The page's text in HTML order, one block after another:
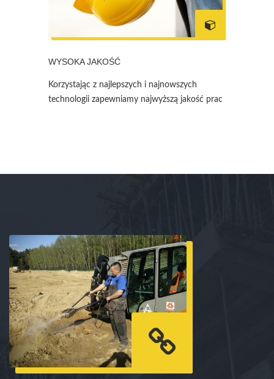
WYSOKA JAKOŚĆ
Korzystając z najlepszych i najnowszych
technologii zapewniamy najwyższą jakość prac